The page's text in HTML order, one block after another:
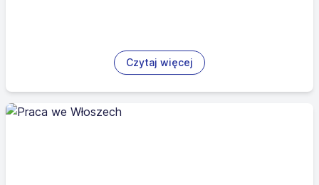
Czytaj więcej